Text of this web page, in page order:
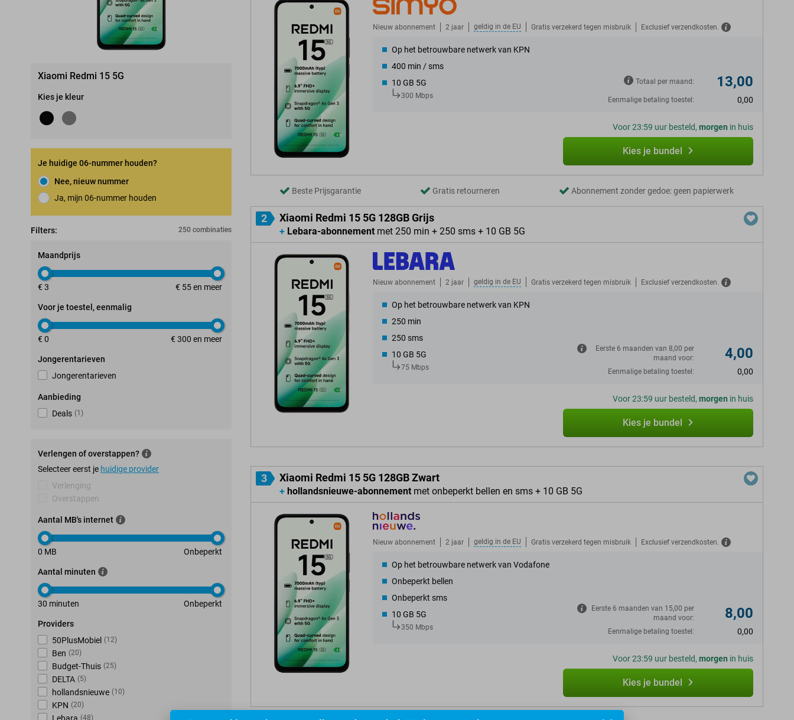
Xiaomi Redmi 15 5G
Kies je kleur
Je huidige 06-nummer houden?
Nee, nieuw nummer
Ja, mijn 06-nummer houden
Nummerbehoudgarantie
Filters:
250 combinaties
Maandprijs
€ 3 € 55 en meer
Voor je toestel, eenmalig
€ 0 € 300 en meer
Jongerentarieven
Jongerentarieven
Aanbieding
Deals (1 )
Verlengen of overstappen?
Selecteer eerst je huidige provider
Verlenging
Overstappen
Aantal MB's internet
0 MB Onbeperkt
Aantal minuten
30 minuten Onbeperkt
Providers
50PlusMobiel (12)
Ben (20)
Budget-Thuis (25)
DELTA (5)
hollandsnieuwe (10)
KPN (20)
(48)
Nieuw abonnement 2 jaar geldig in de EU Gratis verzekerd tegen misbruik Exclusief verzendkosten.
Op het betrouwbare netwerk van KPN
400 min / sms
10 GB 5G
300 Mbps
Totaal per maand: 13,00
Eenmalige betaling toestel: 0,00
Voor 23:59 uur besteld, morgen in huis
Kies je bundel
Beste Prijsgarantie Gratis retourneren Abonnement zonder gedoe: geen papierwerk
2 Xiaomi Redmi 15 5G 128GB Grijs
+ Lebara-abonnement met 250 min + 250 sms + 10 GB 5G
Nieuw abonnement 2 jaar geldig in de EU Gratis verzekerd tegen misbruik Exclusief verzendkosten.
Op het betrouwbare netwerk van KPN
250 min
250 sms
10 GB 5G
75 Mbps
Eerste 6 maanden van 8,00 per
maand voor:
4,00
Eenmalige betaling toestel: 0,00
Voor 23:59 uur besteld, morgen in huis
Kies je bundel
3 Xiaomi Redmi 15 5G 128GB Zwart
+ hollandsnieuwe-abonnement met onbeperkt bellen en sms + 10 GB 5G
Nieuw abonnement 2 jaar geldig in de EU Gratis verzekerd tegen misbruik Exclusief verzendkosten.
Op het betrouwbare netwerk van Vodafone
Onbeperkt bellen
Onbeperkt sms
10 GB 5G
350 Mbps
Eerste 6 maanden van 15,00 per
maand voor:
8,00
Eenmalige betaling toestel: 0,00
Voor 23:59 uur besteld, morgen in huis
Kies je bundel